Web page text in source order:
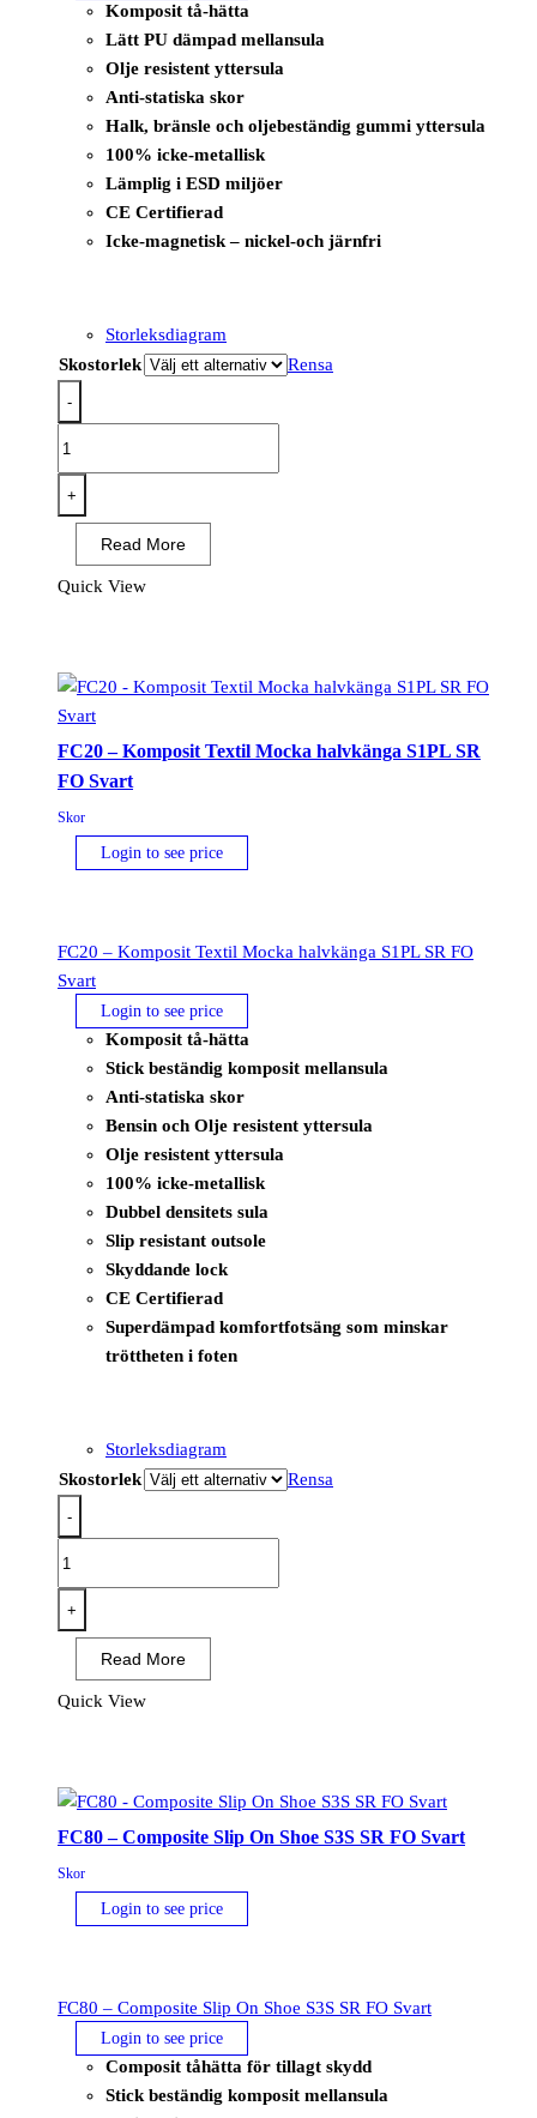
Komposit tå-hätta
Lätt PU dämpad mellansula
Olje resistent yttersula
Anti-statiska skor
Halk, bränsle och oljebeständig gummi yttersula
100% icke-metallisk
Lämplig i ESD miljöer
CE Certifierad
Icke-magnetisk – nickel-och järnfri
Storleksdiagram
Skostorlek
Rensa
-
Skyddssko
S1PS
SR
+
Read More
Quick View
FC20 – Komposit Textil Mocka halvkänga S1PL SR
FO Svart
Skor
Login to see price
FC20 – Komposit Textil Mocka halvkänga S1PL SR FO
Svart
Login to see price
Komposit tå-hätta
Stick beständig komposit mellansula
Anti-statiska skor
Bensin och Olje resistent yttersula
Olje resistent yttersula
100% icke-metallisk
Dubbel densitets sula
Slip resistant outsole
Skyddande lock
CE Certifierad
Superdämpad komfortfotsäng som minskar
tröttheten i foten
Storleksdiagram
Skostorlek
Rensa
-
Komposit
Textil
Mocka
halvkänga
Svart
mängd
+
Read More
Quick View
FC80 – Composite Slip On Shoe S3S SR FO Svart
Skor
Login to see price
FC80 – Composite Slip On Shoe S3S SR FO Svart
Login to see price
Composit tåhätta för tillagt skydd
Stick beständig komposit mellansula